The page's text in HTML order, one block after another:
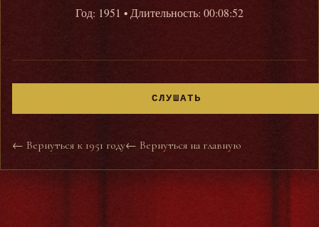
Год: 1951 • Длительность: 00:08:52
СЛУШАТЬ
← Вернуться к 1951 году← Вернуться на главную